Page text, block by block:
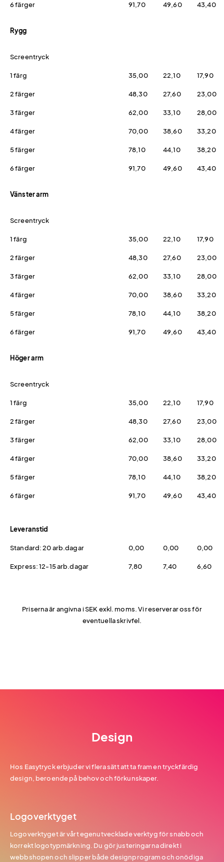
6 färger 91,70 49,60 43,40
Rygg
Screentryck
1 färg 35,00 22,10 17,90
2 färger 48,30 27,60 23,00
3 färger 62,00 33,10 28,00
4 färger 70,00 38,60 33,20
5 färger 78,10 44,10 38,20
6 färger 91,70 49,60 43,40
Vänster arm
Screentryck
1 färg 35,00 22,10 17,90
2 färger 48,30 27,60 23,00
3 färger 62,00 33,10 28,00
4 färger 70,00 38,60 33,20
5 färger 78,10 44,10 38,20
6 färger 91,70 49,60 43,40
Höger arm
Screentryck
1 färg 35,00 22,10 17,90
2 färger 48,30 27,60 23,00
3 färger 62,00 33,10 28,00
4 färger 70,00 38,60 33,20
5 färger 78,10 44,10 38,20
6 färger 91,70 49,60 43,40
Leveranstid
Standard: 20 arb.dagar 0,00 0,00 0,00
Express: 12-15 arb.dagar 7,80 7,40 6,60
Priserna är angivna i SEK exkl. moms. Vi reserverar oss för
eventuella skrivfel.
Design
Hos Easytryck erbjuder vi flera sätt att ta fram en tryckfärdig
design, beroende på behov och förkunskaper.
Logoverktyget
Logoverktyget är vårt egenutvecklade verktyg för snabb och
korrekt logotypmärkning. Du gör justeringarna direkt i
webbshopen och slipper både designprogram och onödiga